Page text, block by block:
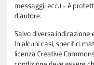
messaggi, ecc.) - è
d'autore.
Salvo diversa
In alcuni casi, specifici
licenza Creative